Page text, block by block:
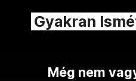
Gyakran
Még nem